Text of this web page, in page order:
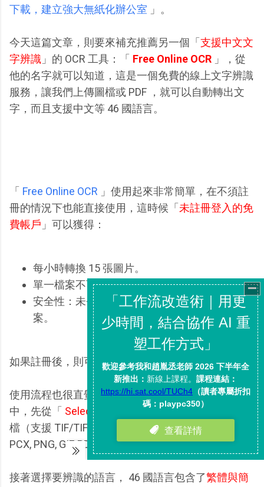
下載，建立強大無紙化辦公室 」。
今天這篇文章，則要來補充推薦另一個「 支援中文文
字辨識 」的 OCR 工具：「 Free Online OCR 」，從
他的名字就可以知道，這是一個免費的線上文字辨識
服務，讓我們上傳圖檔或 PDF ，就可以自動轉出文
字，而且支援中文等 46 國語言。
「 Free Online OCR 」使用起來非常簡單，在不須註
冊的情況下也能直接使用，這時候「 未註冊登入的免
費帳戶 」可以獲得：
每小時轉換 15 張圖片。
單一檔案不可大於 5 MB。
安全性：未登入用戶，離開頁面後就刪除檔
案。
如果註冊後，則可以上傳 100MB 的單一檔案。
使用流程也很直覺，在「 Free Online OCR 」網頁
中，先從「 Select File
」上傳你要辨識的圖檔或文件
檔（支援 TIF/TIFF (multipage TIFF), JPEG/JPG, BMP,
PCX, PNG, GIF, PDF 等格式）。
接著選擇要辨識的語言， 46 國語言包含了繁體與簡